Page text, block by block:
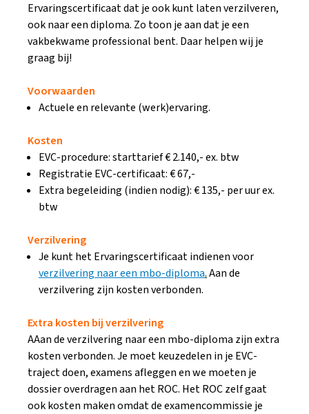
Ervaringscertificaat dat je ook kunt laten verzilveren,
ook naar een diploma. Zo toon je aan dat je een
vakbekwame professional bent. Daar helpen wij je
graag bij!
Voorwaarden
Actuele en relevante (werk)ervaring.
Kosten
EVC-procedure: starttarief € 2.140,- ex. btw
Registratie EVC-certificaat: € 67,-
Extra begeleiding (indien nodig): € 135,- per uur ex.
btw
Verzilvering
Je kunt het Ervaringscertificaat indienen voor
verzilvering naar een mbo-diploma.Aan de
verzilvering zijn kosten verbonden.
Extra kosten bij verzilvering
AAan de verzilvering naar een mbo-diploma zijn extra
kosten verbonden. Je moet keuzedelen in je EVC-
traject doen, examens afleggen en we moeten je
dossier overdragen aan het ROC. Het ROC zelf gaat
ook kosten maken omdat de examencommissie je